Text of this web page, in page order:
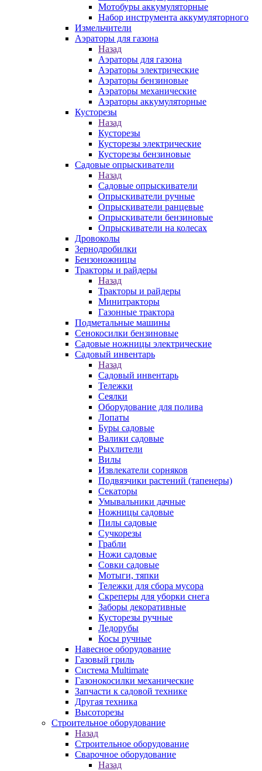
Мотобуры аккумуляторные
Набор инструмента аккумуляторного
Измельчители
Аэраторы для газона
Назад
Аэраторы для газона
Аэраторы электрические
Аэраторы бензиновые
Аэраторы механические
Аэраторы аккумуляторные
Кусторезы
Назад
Кусторезы
Кусторезы электрические
Кусторезы бензиновые
Садовые опрыскиватели
Назад
Садовые опрыскиватели
Опрыскиватели ручные
Опрыскиватели ранцевые
Опрыскиватели бензиновые
Опрыскиватели на колесах
Дровоколы
Зернодробилки
Бензоножницы
Тракторы и райдеры
Назад
Тракторы и райдеры
Минитракторы
Газонные трактора
Подметальные машины
Сенокосилки бензиновые
Садовые ножницы электрические
Садовый инвентарь
Назад
Садовый инвентарь
Тележки
Сеялки
Оборудование для полива
Лопаты
Буры садовые
Валики садовые
Рыхлители
Вилы
Извлекатели сорняков
Подвязчики растений (тапенеры)
Секаторы
Умывальники дачные
Ножницы садовые
Пилы садовые
Сучкорезы
Грабли
Ножи садовые
Совки садовые
Мотыги, тяпки
Тележки для сбора мусора
Скреперы для уборки снега
Заборы декоративные
Кусторезы ручные
Ледорубы
Косы ручные
Навесное оборудование
Газовый гриль
Система Multimate
Газонокосилки механические
Запчасти к садовой технике
Другая техника
Высоторезы
Строительное оборудование
Назад
Строительное оборудование
Сварочное оборудование
Назад